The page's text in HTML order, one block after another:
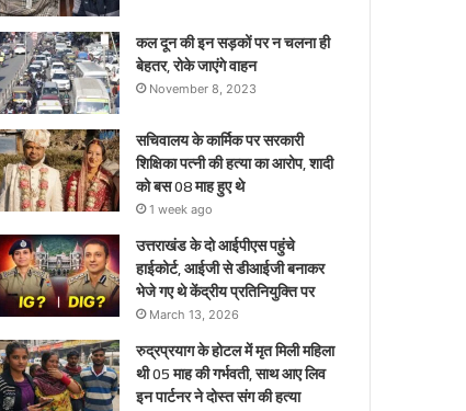
कल दून की इन सड़कों पर न चलना ही
बेहतर, रोके जाएंगे वाहन
November 8, 2023
सचिवालय के कार्मिक पर सरकारी
शिक्षिका पत्नी की हत्या का आरोप, शादी
को बस 08 माह हुए थे
1 week ago
उत्तराखंड के दो आईपीएस पहुंचे
हाईकोर्ट, आईजी से डीआईजी बनाकर
भेजे गए थे केंद्रीय प्रतिनियुक्ति पर
March 13, 2026
रुद्रप्रयाग के होटल में मृत मिली महिला
थी 05 माह की गर्भवती, साथ आए लिव
इन पार्टनर ने दोस्त संग की हत्या